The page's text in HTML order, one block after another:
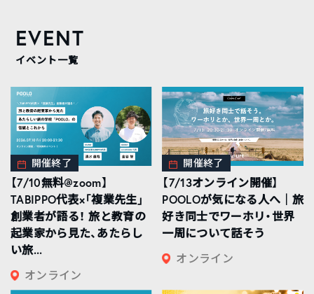
EVENT
イベント一覧
開催終了
【7/10無料@zoom】
TABIPPO代表×「複業先生」
創業者が語る！ 旅と教育の
起業家から見た、あたらし
い旅...
オンライン
開催終了
【7/13オンライン開催】
POOLOが気になる人へ｜旅
好き同士でワーホリ・世界
一周について話そう
オンライン